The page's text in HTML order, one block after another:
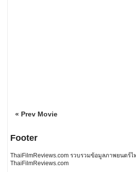
« Prev Movie
Footer
ThaiFilmReviews.com รวบรวมข้อมูลภาพยนตร์
ThaiFilmReviews.com